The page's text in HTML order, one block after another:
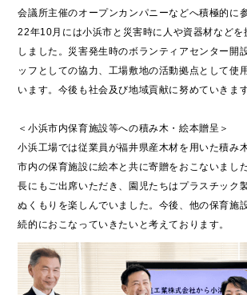
採用担当者からのメッセージ
キャリア採用
エントリー
よくある質問
× 閉じる
会議所主催のオープンカンパニーなどへ積極的に
22年10月には小浜市と災害時に人や資器材などを
しました。災害発生時のボランティアセンター開
ッフとしての協力、工場敷地の活動拠点として使
います。今後も社会及び地域貢献に努めていきます
＜小浜市内保育施設等への積み木・絵本贈呈＞
小浜工場では従業員が福井県産木材を用いた積み
市内の保育施設に絵本と共に寄贈をおこないまし
長にもご出席いただき、園児たちはプラスチック
ぬくもりを楽しんでいました。今後、他の保育施
続的におこなっていきたいと考えております。